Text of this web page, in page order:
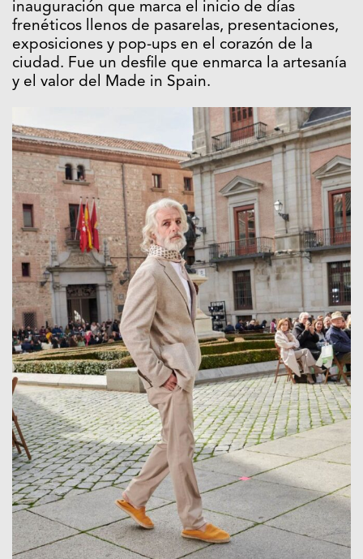
inauguración que marca el inicio de días
frenéticos llenos de pasarelas, presentaciones,
exposiciones y pop-ups en el corazón de la
ciudad. Fue un desfile que enmarca la artesanía
y el valor del Made in Spain.